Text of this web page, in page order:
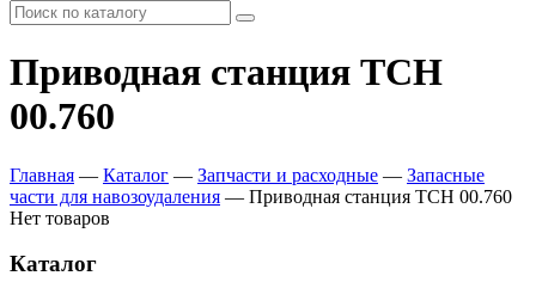
Приводная станция ТСН
00.760
Главная — Каталог — Запчасти и расходные — Запасные
части для навозоудаления — Приводная станция ТСН 00.760
Нет товаров
Каталог